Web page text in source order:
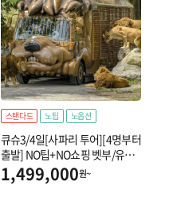
스탠다드 노팁 노옵션
큐슈3/4일[사파리 투어][4명부터
출발] NO팁+NO쇼핑 벳부/유후
인/후쿠오카
1,499,000원~